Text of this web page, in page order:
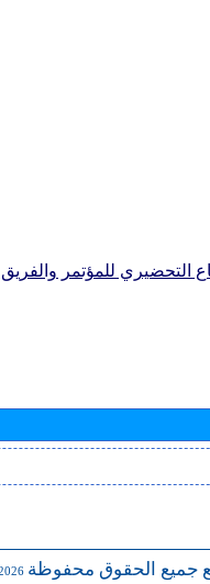
التحضيري للمؤتمر
جميع الحقوق محفوظة